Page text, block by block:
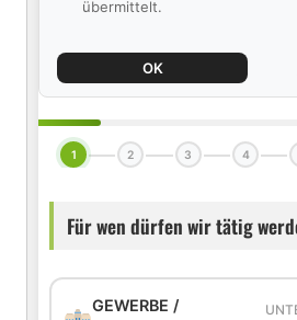
übermittelt.
OK
1 2 3 4
Für wen dürfen wir tätig
GEWERBE /